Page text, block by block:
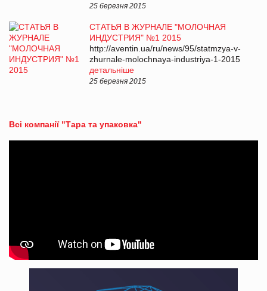
25 березня 2015
СТАТЬЯ В ЖУРНАЛЕ "МОЛОЧНАЯ
ИНДУСТРИЯ" №1 2015
http://aventin.ua/ru/news/95/statmzya-v-
zhurnale-molochnaya-industriya-1-2015
детальніше
25 березня 2015
Всі компанії "Тара та упаковка"